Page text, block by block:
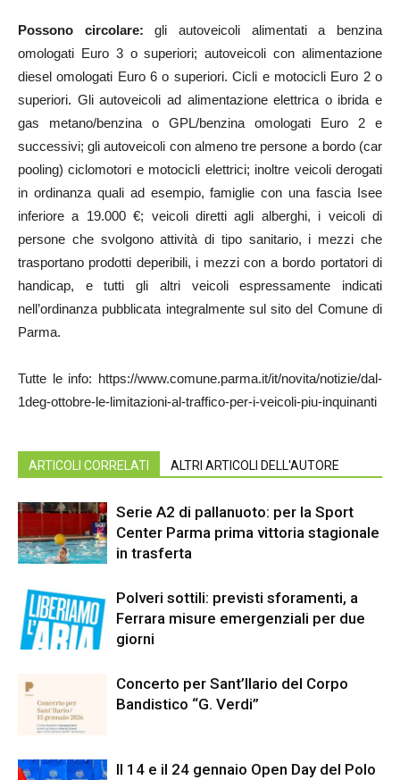
Possono circolare: gli autoveicoli alimentati a benzina
omologati Euro 3 o superiori; autoveicoli con alimentazione
diesel omologati Euro 6 o superiori. Cicli e motocicli Euro 2 o
superiori. Gli autoveicoli ad alimentazione elettrica o ibrida e
gas metano/benzina o GPL/benzina omologati Euro 2 e
successivi; gli autoveicoli con almeno tre persone a bordo (car
pooling) ciclomotori e motocicli elettrici; inoltre veicoli derogati
in ordinanza quali ad esempio, famiglie con una fascia Isee
inferiore a 19.000 €; veicoli diretti agli alberghi, i veicoli di
persone che svolgono attività di tipo sanitario, i mezzi che
trasportano prodotti deperibili, i mezzi con a bordo portatori di
handicap, e tutti gli altri veicoli espressamente indicati
nell’ordinanza pubblicata integralmente sul sito del Comune di
Parma.
Tutte le info: https://www.comune.parma.it/it/novita/notizie/dal-
1deg-ottobre-le-limitazioni-al-traffico-per-i-veicoli-piu-inquinanti
ARTICOLI CORRELATI ALTRI ARTICOLI DELL'AUTORE
Serie A2 di pallanuoto: per la Sport
Center Parma prima vittoria stagionale
in trasferta
Polveri sottili: previsti sforamenti, a
Ferrara misure emergenziali per due
giorni
Concerto per Sant’Ilario del Corpo
Bandistico “G. Verdi”
Il 14 e il 24 gennaio Open Day del Polo